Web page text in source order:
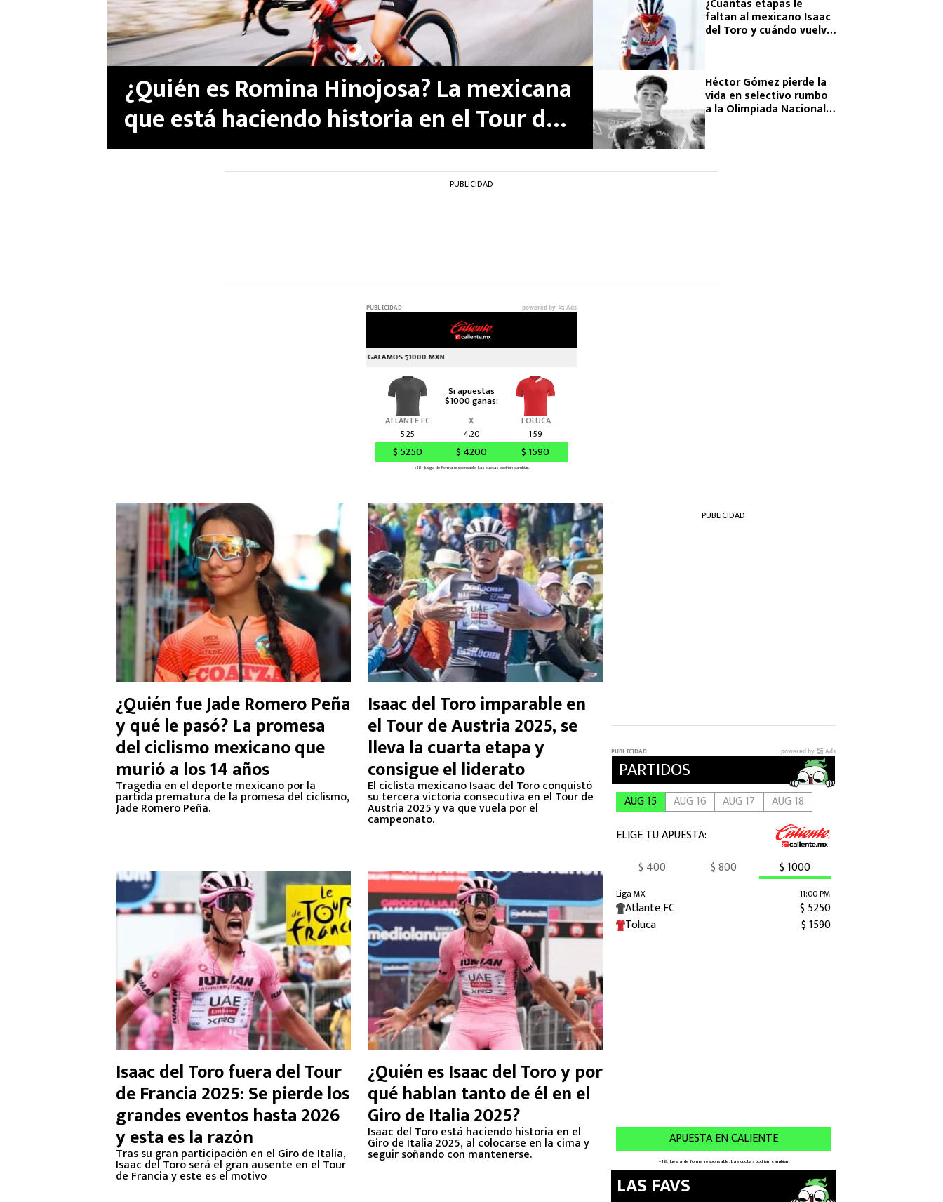
¿Quién es Romina Hinojosa? La mexicana
que está haciendo historia en el Tour de
Francia
¿Cuántas etapas le
faltan al mexicano Isaac
del Toro y cuándo vuelve
Héctor Gómez pierde la
vida en selectivo rumbo
a la Olimpiada Nacional
PUBLICIDAD
¿Quién fue Jade Romero Peña
y qué le pasó? La promesa
del ciclismo mexicano que
murió a los 14 años
Tragedia en el deporte mexicano por la
partida prematura de la promesa del ciclismo,
Jade Romero Peña.
Isaac del Toro imparable en
el Tour de Austria 2025, se
lleva la cuarta etapa y
consigue el liderato
El ciclista mexicano Isaac del Toro conquistó
su tercera victoria consecutiva en el Tour de
Austria 2025 y va que vuela por el
campeonato.
Isaac del Toro fuera del Tour
de Francia 2025: Se pierde los
grandes eventos hasta 2026
y esta es la razón
Tras su gran participación en el Giro de Italia,
Isaac del Toro será el gran ausente en el Tour
de Francia y este es el motivo
¿Quién es Isaac del Toro y por
qué hablan tanto de él en el
Giro de Italia 2025?
Isaac del Toro está haciendo historia en el
Giro de Italia 2025, al colocarse en la cima y
seguir soñando con mantenerse.
PUBLICIDAD
LAS FAVS